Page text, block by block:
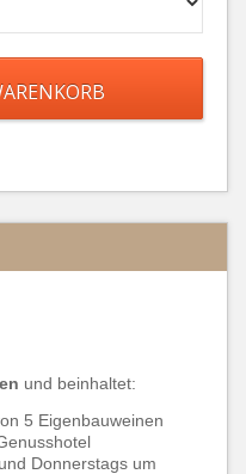
und beinhaltet:
5 Eigenbauweinen
Donnerstags um